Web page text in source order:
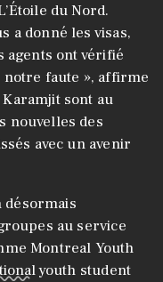
du Nord.
a donné les visas,
agents ont vérifié
notre faute », affirme
Karamjit sont au
nouvelles des
avec un avenir
désormais
au service
Montreal Youth
youth student